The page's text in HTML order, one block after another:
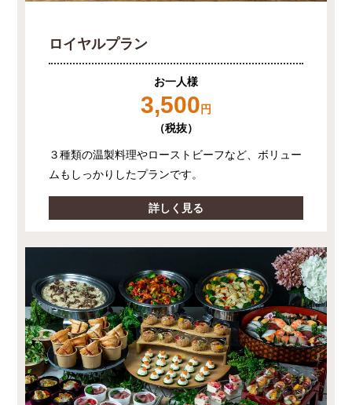
ロイヤルプラン
お一人様
3,500 円
（税抜）
３種類の温製料理やローストビーフなど、ボリュー
ムもしっかりしたプランです。
詳しく見る